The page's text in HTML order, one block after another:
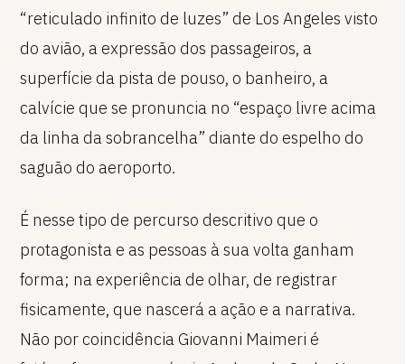
“reticulado infinito de luzes” de Los Angeles visto
do avião, a expressão dos passageiros, a
superfície da pista de pouso, o banheiro, a
calvície que se pronuncia no “espaço livre acima
da linha da sobrancelha” diante do espelho do
saguão do aeroporto.
É nesse tipo de percurso descritivo que o
protagonista e as pessoas à sua volta ganham
forma; na experiência de olhar, de registrar
fisicamente, que nascerá a ação e a narrativa.
Não por coincidência Giovanni Maimeri é